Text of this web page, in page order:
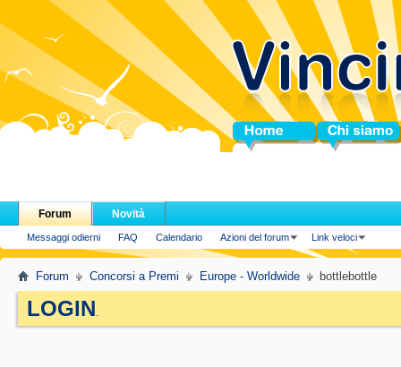
Home Chi siamo
Forum
Messaggi odierni FAQ Calendario Azioni del forum Link veloci
Novità
Forum Concorsi a Premi Europe - Worldwide bottlebottle
LOGIN.